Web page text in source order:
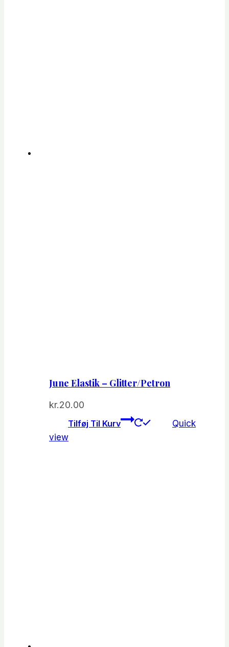
June Elastik – Glitter/Petron
kr.20.00
Tilføj Til Kurv
Quick
view